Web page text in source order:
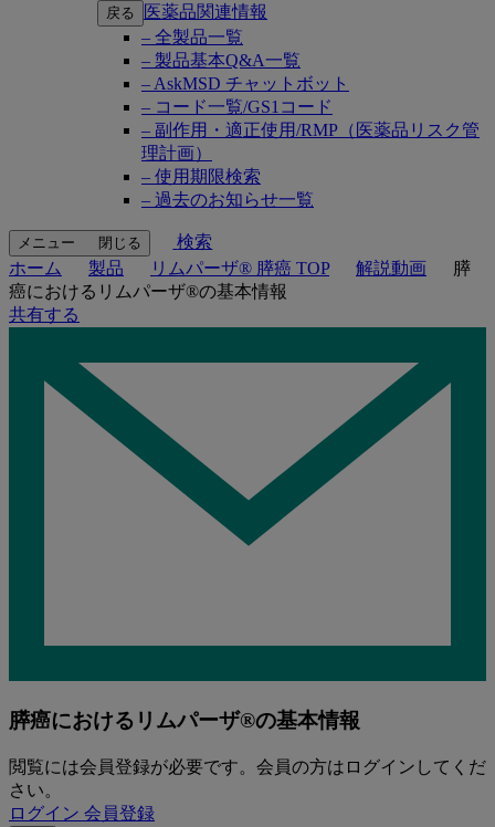
戻る
医薬品関連情報
– 全製品一覧
– 製品基本Q&A一覧
– AskMSD チャットボット
– コード一覧/GS1コード
– 副作用・適正使用/RMP（医薬品リスク管
理計画）
– 使用期限検索
– 過去のお知らせ一覧
メニュー 閉じる
検索
ホーム
製品 リムパーザ® 膵癌 TOP 解説動画
膵
癌におけるリムパーザ®の基本情報
共有する
膵癌におけるリムパーザ®の基本情報
閲覧には会員登録が必要です。会員の方はログインしてくだ
さい。
ログイン 会員登録